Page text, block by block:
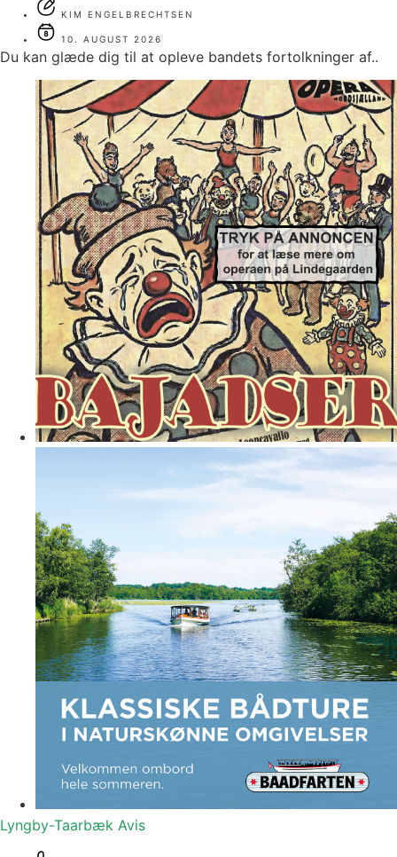
KIM ENGELBRECHTSEN
10. AUGUST 2026
Du kan glæde dig til at opleve bandets fortolkninger af..
Lyngby-Taarbæk Avis